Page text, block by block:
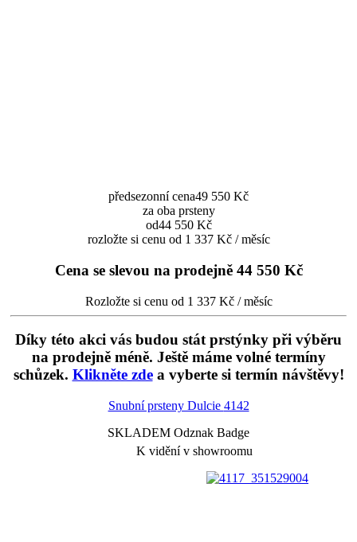
předsezonní cena49 550 Kč
za oba prsteny
od44 550 Kč
rozložte si cenu od 1 337 Kč / měsíc
Cena se slevou na prodejně 44 550 Kč
Rozložte si cenu od 1 337 Kč / měsíc
Díky této akci vás budou stát prstýnky při výběru
na prodejně méně. Ještě máme volné termíny
schůzek. Klikněte zdea vyberte si termín návštěvy!
Snubní prsteny Dulcie 4142
SKLADEM Odznak Badge
K vidění v showroomu